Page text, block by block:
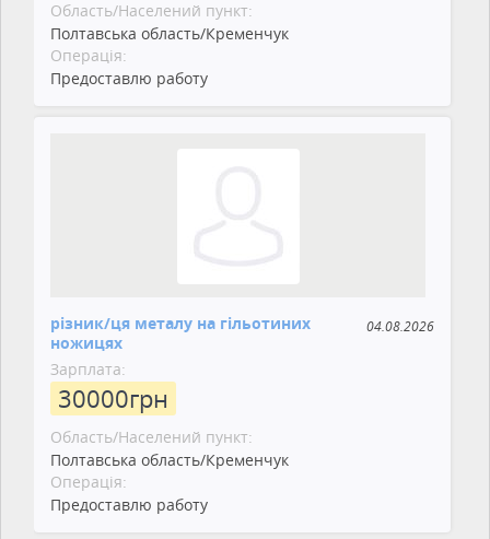
Область/Населений пункт:
Полтавська область/Кременчук
Операція:
Предоставлю работу
різник/ця металу на гільотиних
ножицях
04.08.2026
Зарплата:
30000грн
Область/Населений пункт:
Полтавська область/Кременчук
Операція:
Предоставлю работу